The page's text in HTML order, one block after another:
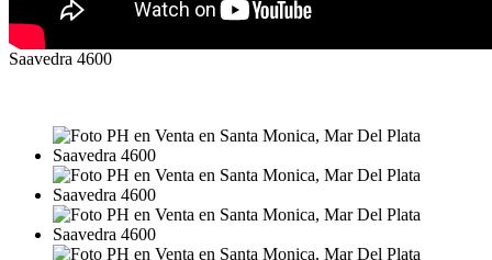
Saavedra 4600